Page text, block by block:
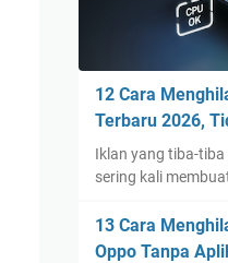
12 Cara
Terbaru 2026,
Iklan yang tiba-
sering kali
13 Cara
Oppo Tanpa